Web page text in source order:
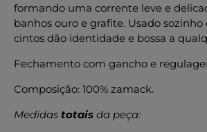
formando uma corrente leve e
banhos ouro e grafite. Usado
cintos dão identidade e bossa a
Fechamento com gancho e
Composição: 100% zamack.
Medidas totais da peça: